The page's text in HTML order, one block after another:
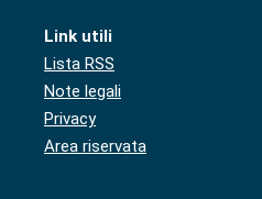
Link utili
Lista RSS
Note legali
Privacy
Area riservata